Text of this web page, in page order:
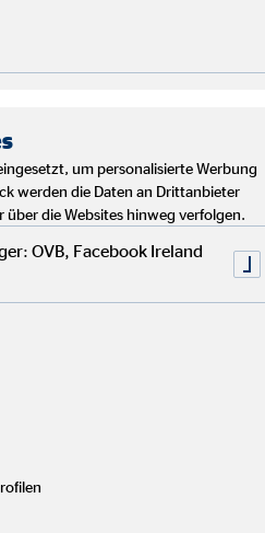
von unserer Beratung!
OVB.
und eine erfüllende
dann ist die Tätigkeit als
Richtige für dich. Dein
du bei uns kommen kannst.
um personalisierte Werbung
werden die Daten an Drittanbieter
über die Websites hinweg verfolgen.
OVB, Facebook Ireland